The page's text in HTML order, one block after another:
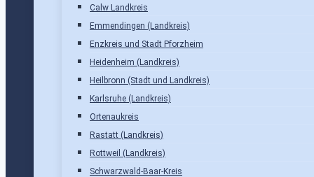
Calw Landkreis
Emmendingen (Landkreis)
Enzkreis und Stadt Pforzheim
Heidenheim (Landkreis)
Heilbronn (Stadt und Landkreis)
Karlsruhe (Landkreis)
Ortenaukreis
Rastatt (Landkreis)
Rottweil (Landkreis)
Schwarzwald-Baar-Kreis